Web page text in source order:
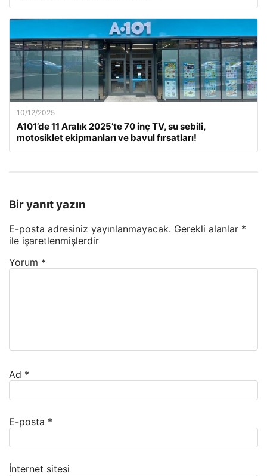
10/12/2025
A101’de 11 Aralık 2025’te 70 inç TV, su sebili,
motosiklet ekipmanları ve bavul fırsatları!
Bir yanıt yazın
E-posta adresiniz yayınlanmayacak. Gerekli alanlar *
ile işaretlenmişlerdir
Yorum *
Ad *
E-posta *
İnternet sitesi